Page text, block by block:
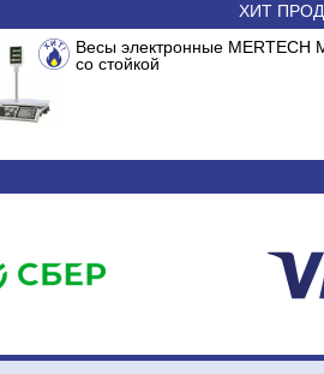
ХИТ
Весы электронные MERTECH
со стойкой
Сплит-система ABASK